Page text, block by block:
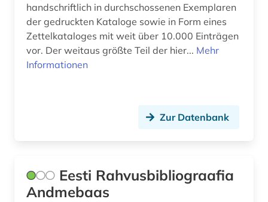
deutsche sporthochschule köln (1)
deutsches historisches museum (1)
deutsches institut für menschenrechte (1)
handschriftlich in durchschossenen Exemplaren
der gedruckten Kataloge sowie in Form eines
Zettelkataloges mit weit über 10.000 Einträgen
vor. Der weitaus größte Teil der hier... Mehr
Informationen
Zur Datenbank
Eesti Rahvusbibliograafia
Andmebaas